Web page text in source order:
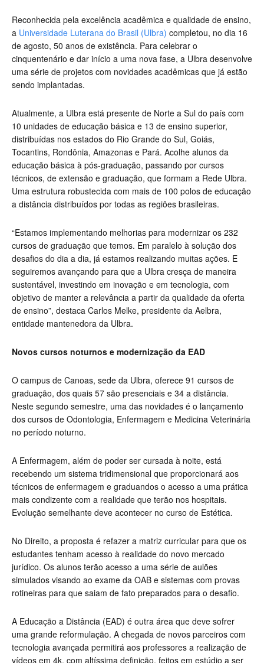
Reconhecida pela excelência acadêmica e qualidade de ensino,
a Universidade Luterana do Brasil (Ulbra) completou, no dia 16
de agosto, 50 anos de existência. Para celebrar o
cinquentenário e dar início a uma nova fase, a Ulbra desenvolve
uma série de projetos com novidades acadêmicas que já estão
sendo implantadas.
Atualmente, a Ulbra está presente de Norte a Sul do país com
10 unidades de educação básica e 13 de ensino superior,
distribuídas nos estados do Rio Grande do Sul, Goiás,
Tocantins, Rondônia, Amazonas e Pará. Acolhe alunos da
educação básica à pós-graduação, passando por cursos
técnicos, de extensão e graduação, que formam a Rede Ulbra.
Uma estrutura robustecida com mais de 100 polos de educação
a distância distribuídos por todas as regiões brasileiras.
“Estamos implementando melhorias para modernizar os 232
cursos de graduação que temos. Em paralelo à solução dos
desafios do dia a dia, já estamos realizando muitas ações. E
seguiremos avançando para que a Ulbra cresça de maneira
sustentável, investindo em inovação e em tecnologia, com
objetivo de manter a relevância a partir da qualidade da oferta
de ensino”, destaca Carlos Melke, presidente da Aelbra,
entidade mantenedora da Ulbra.
Novos cursos noturnos e modernização da EAD
O campus de Canoas, sede da Ulbra, oferece 91 cursos de
graduação, dos quais 57 são presenciais e 34 a distância.
Neste segundo semestre, uma das novidades é o lançamento
dos cursos de Odontologia, Enfermagem e Medicina Veterinária
no período noturno.
A Enfermagem, além de poder ser cursada à noite, está
recebendo um sistema tridimensional que proporcionará aos
técnicos de enfermagem e graduandos o acesso a uma prática
mais condizente com a realidade que terão nos hospitais.
Evolução semelhante deve acontecer no curso de Estética.
No Direito, a proposta é refazer a matriz curricular para que os
estudantes tenham acesso à realidade do novo mercado
jurídico. Os alunos terão acesso a uma série de aulões
simulados visando ao exame da OAB e sistemas com provas
rotineiras para que saiam de fato preparados para o desafio.
A Educação a Distância (EAD) é outra área que deve sofrer
uma grande reformulação. A chegada de novos parceiros com
tecnologia avançada permitirá aos professores a realização de
vídeos em 4k, com altíssima definição, feitos em estúdio a ser